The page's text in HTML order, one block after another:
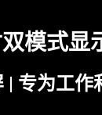
模式显
| 专为工作